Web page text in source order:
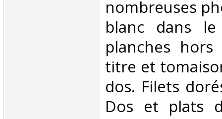
nombreuses
blanc dans
planches
titre et
dos. Filets
Dos et plats